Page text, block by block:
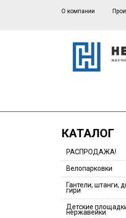
О компании
КАТАЛОГ
РАСПРОДАЖА!
Велопарковки
Велопарковки
Велопарковки
Велопарковки из
Гантели, штанги,
гири
Гантели,
Детские
нержавейки